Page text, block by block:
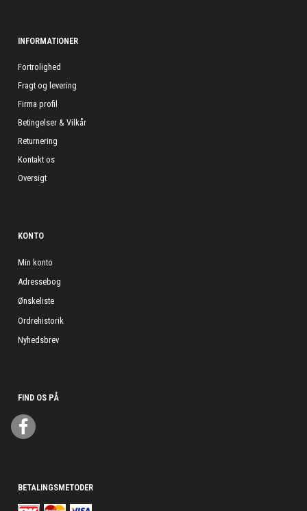
INFORMATIONER
Fortrolighed
Fragt og levering
Firma profil
Betingelser & Vilkår
Returnering
Kontakt os
Oversigt
KONTO
Min konto
Adressebog
Ønskeliste
Ordrehistorik
Nyhedsbrev
FIND OS PÅ
BETALINGSMETODER